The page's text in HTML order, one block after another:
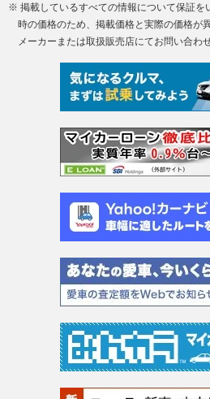
※ 掲載しているすべての情報について保証を
時の価格のため、掲載価格と実際の価格が
メーカーまたは取扱販売店にてお問い合わ